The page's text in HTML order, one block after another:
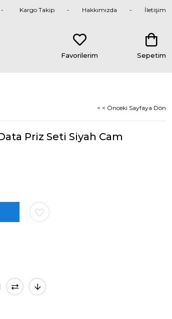
Kargo Takip Hakkımızda İletişim
Sepetim
Favorilerim
< < Önceki Sayfaya Dön
Priz Seti Siyah Cam